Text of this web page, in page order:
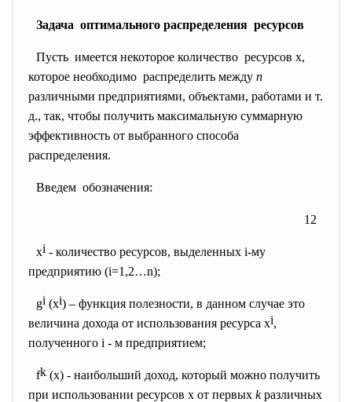
Задача оптимального распределения ресурсов
Пусть имеется некоторое количество ресурсов х,
которое необходимо распределить между п
различными предприятиями, объектами, работами и т.
д., так, чтобы получить максимальную суммарную
эффективность от выбранного способа
распределения.
Введем обозначения:
12
xi - количество ресурсов, выделенных i-му
предприятию (i=1,2…n);
gi (xi) – функция полезности, в данном случае это
величина дохода от использования ресурса xi,
полученного i - м предприятием;
fk (x) - наибольший доход, который можно получить
при использовании ресурсов х от первых kразличных